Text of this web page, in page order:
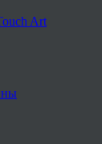
Art